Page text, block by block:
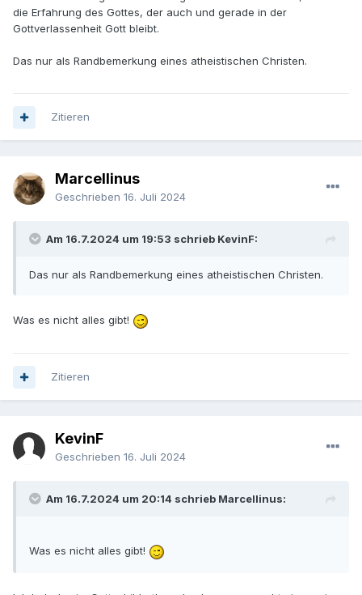
die Erfahrung des Gottes, der auch und gerade in der
Gottverlassenheit Gott bleibt.
Das nur als Randbemerkung eines atheistischen Christen.
Zitieren
Marcellinus
Geschrieben 16. Juli 2024
Am 16.7.2024 um 19:53 schrieb KevinF:
Das nur als Randbemerkung eines atheistischen Christen.
Was es nicht alles gibt!
Zitieren
KevinF
Geschrieben 16. Juli 2024
Am 16.7.2024 um 20:14 schrieb Marcellinus:
Was es nicht alles gibt!